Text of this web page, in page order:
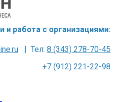
и работа с организациями:
| Тел: 8 (343) 278-70-45
+7 (912) 221-22-98